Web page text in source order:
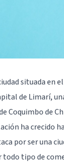
situada en
de Limarí,
Coquimbo de
ha crecido
por ser una
tipo de